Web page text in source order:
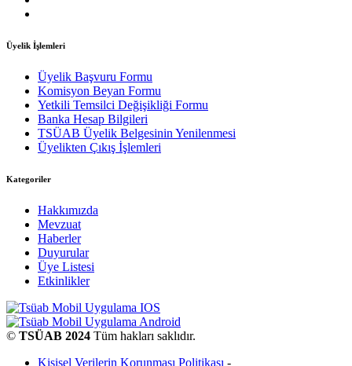
Üyelik İşlemleri
Üyelik Başvuru Formu
Komisyon Beyan Formu
Yetkili Temsilci Değişikliği Formu
Banka Hesap Bilgileri
TSÜAB Üyelik Belgesinin Yenilenmesi
Üyelikten Çıkış İşlemleri
Kategoriler
Hakkımızda
Mevzuat
Haberler
Duyurular
Üye Listesi
Etkinlikler
© TSÜAB 2024 Tüm hakları saklıdır.
Kişisel Verilerin Korunması Politikası -